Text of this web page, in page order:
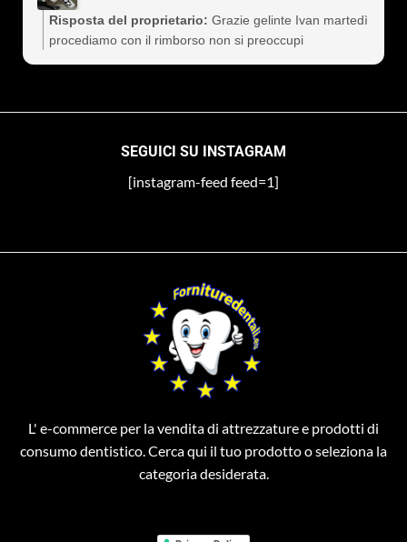
Risposta del proprietario: Grazie gelinte Ivan martedì
procediamo con il rimborso non si preoccupi
SEGUICI SU INSTAGRAM
[instagram-feed feed=1]
L' e-commerce per la vendita di attrezzature e prodotti di
consumo dentistico. Cerca qui il tuo prodotto o seleziona la
categoria desiderata.